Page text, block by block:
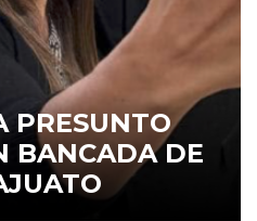
PRESUNTO
BANCADA DE